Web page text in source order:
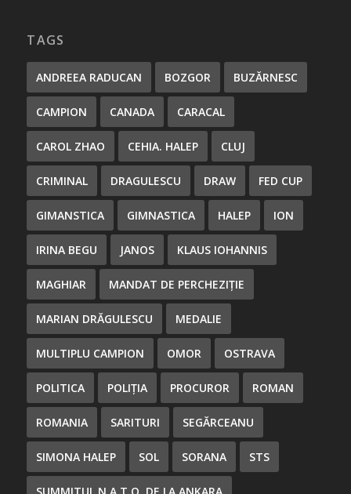
TAGS
ANDREEA RADUCAN BOZGOR BUZĂRNESC
CAMPION CANADA CARACAL
CAROL ZHAO CEHIA. HALEP CLUJ
CRIMINAL DRAGULESCU DRAW FED CUP
GIMANSTICA GIMNASTICA HALEP ION
IRINA BEGU JANOS KLAUS IOHANNIS
MAGHIAR MANDAT DE PERCHEZIȚIE
MARIAN DRĂGULESCU MEDALIE
MULTIPLU CAMPION OMOR OSTRAVA
POLITICA POLIȚIA PROCUROR ROMAN
ROMANIA SARITURI SEGĂRCEANU
SIMONA HALEP SOL SORANA STS